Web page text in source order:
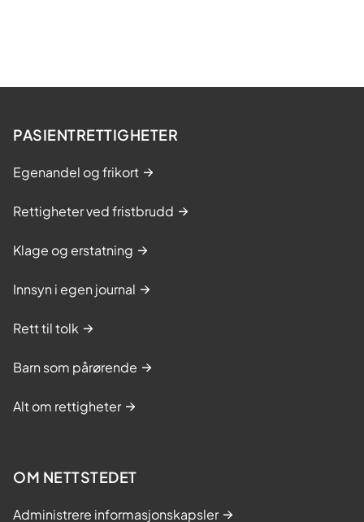
PASIENTRETTIGHETER
Egenandel og frikort
Rettigheter ved fristbrudd
Klage og erstatning
Innsyn i egen journal
Rett til tolk
Barn som pårørende
Alt om rettigheter
OM NETTSTEDET
Administrere informasjonskapsler